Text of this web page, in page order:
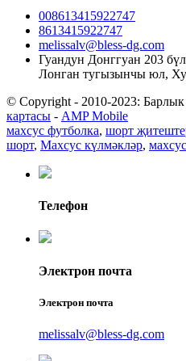
008613415922747
8613415922747
melissalv@bless-dg.com
Гуандун Донггуан 203
Лонган тугызынчы юл,
© Copyright - 2010-2023: Барлык
картасы - AMP Mobile
махсус футболка, шорт
шорт, Махсус күлмәкләр,
Телефон
Электрон почта
Электрон почта
melissalv@bless-dg.com